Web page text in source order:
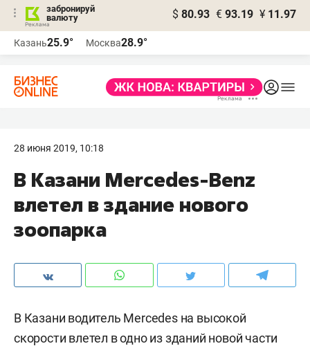
забронируй
валюту
$ 80.93 € 93.19 ¥ 11.97
Казань25.9° Москва28.9°
28 июня 2019, 10:18
​В Казани Mercedes-Benz
влетел в здание нового
зоопарка
В Казани водитель Mercedes на высокой
скорости влетел в одно из зданий новой части